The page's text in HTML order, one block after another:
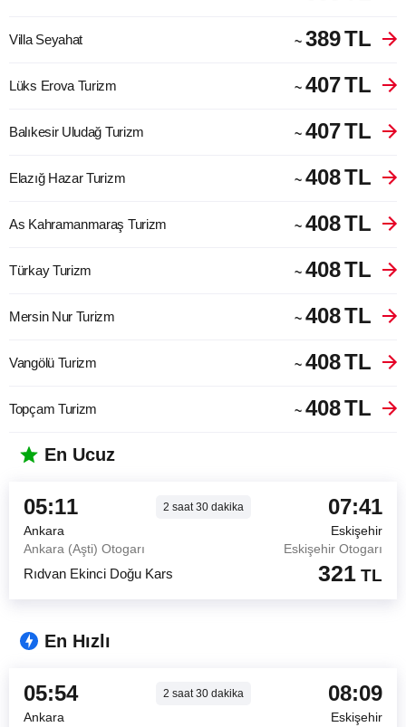
Villa Seyahat ~ 389TL
Lüks Erova Turizm ~ 407TL
Balıkesir Uludağ Turizm ~ 407TL
Elazığ Hazar Turizm ~ 408TL
As Kahramanmaraş Turizm ~ 408TL
Türkay Turizm ~ 408TL
Mersin Nur Turizm ~ 408TL
Vangölü Turizm ~ 408TL
Topçam Turizm ~ 408TL
En Ucuz
05:11 2 saat30dakika 07:41
Ankara
Eskişehir
Ankara (Aşti) Otogarı
Eskişehir Otogarı
Rıdvan Ekinci Doğu Kars 321 TL
En Hızlı
05:54 2 saat30dakika 08:09
Ankara
Eskişehir